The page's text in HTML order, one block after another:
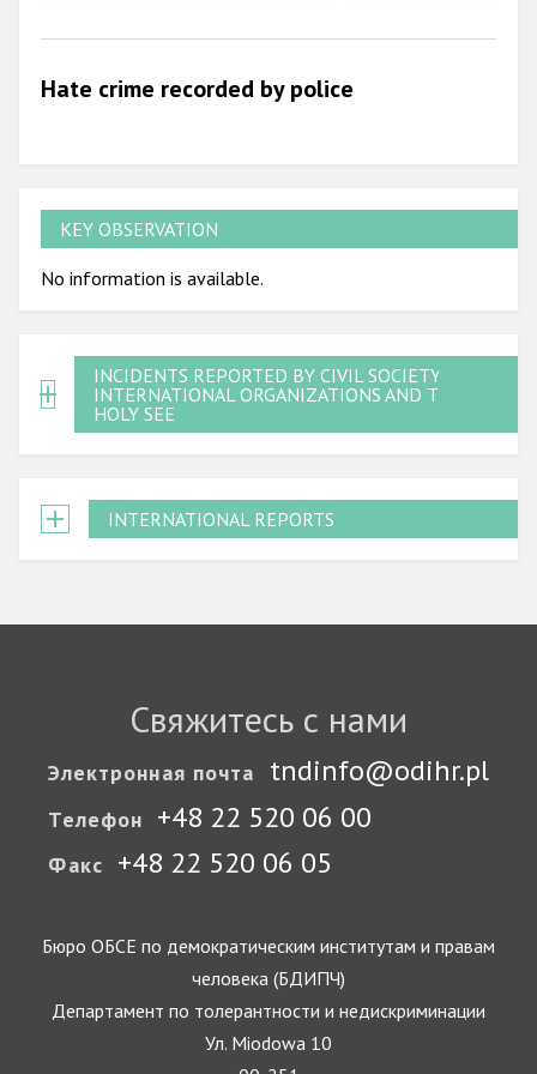
Hate crime recorded by police
KEY OBSERVATION
No information is available.
INCIDENTS REPORTED BY CIVIL SOCIETY,
INTERNATIONAL ORGANIZATIONS AND THE
HOLY SEE
INTERNATIONAL REPORTS
Свяжитесь с нами
Электронная почта tndinfo@odihr.pl
Телефон +48 22 520 06 00
Факс +48 22 520 06 05
Бюро ОБСЕ по демократическим институтам и правам
человека (БДИПЧ)
Департамент по толерантности и недискриминации
Ул. Miodowa 10